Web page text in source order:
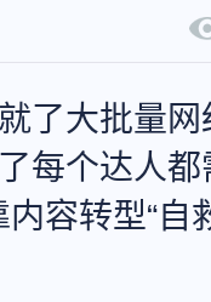
了大批量网
每个达人都
容转型“自